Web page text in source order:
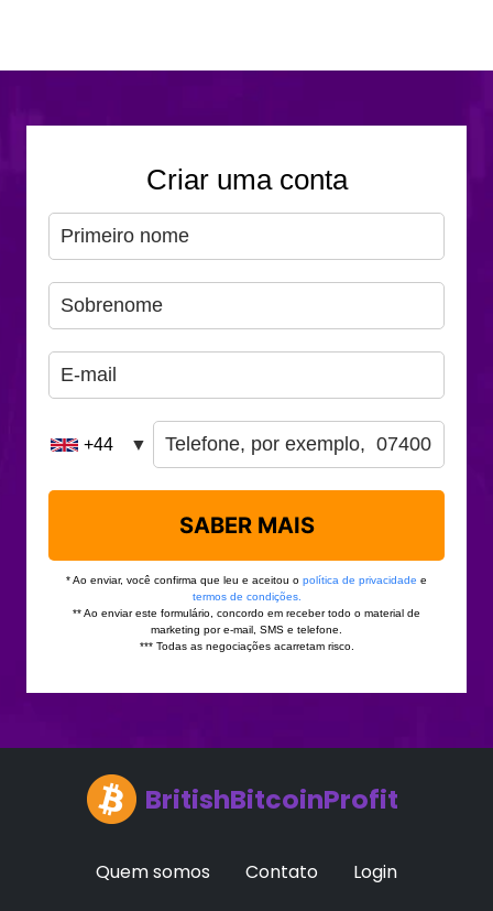
BritishBitcoinProfit
Quem somos Contato Login